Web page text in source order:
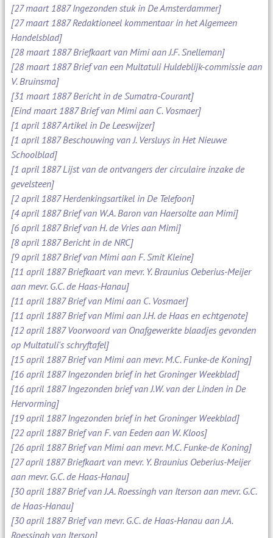
[27 maart 1887 Ingezonden stuk in De Amsterdammer]
[27 maart 1887 Redaktioneel kommentaar in het Algemeen
Handelsblad]
[28 maart 1887 Briefkaart van Mimi aan J.F. Snelleman]
[28 maart 1887 Brief van een Multatuli Huldeblijk-commissie aan
V. Bruinsma]
[31 maart 1887 Bericht in de Sumatra-Courant]
[Eind maart 1887 Brief van Mimi aan C. Vosmaer]
[1 april 1887 Artikel in De Leeswijzer]
[1 april 1887 Beschouwing van J. Versluys in Het Nieuwe
Schoolblad]
[1 april 1887 Lijst van de ontvangers der circulaire inzake de
gevelsteen]
[2 april 1887 Herdenkingsartikel in De Telefoon]
[4 april 1887 Brief van W.A. Baron van Haersolte aan Mimi]
[6 april 1887 Brief van H. de Vries aan Mimi]
[8 april 1887 Bericht in de NRC]
[9 april 1887 Brief van Mimi aan F. Smit Kleine]
[11 april 1887 Briefkaart van mevr. Y. Braunius Oeberius-Meijer
aan mevr. G.C. de Haas-Hanau]
[11 april 1887 Brief van Mimi aan C. Vosmaer]
[11 april 1887 Brief van Mimi aan J.H. de Haas en echtgenote]
[12 april 1887 Voorwoord van Onafgewerkte blaadjes gevonden
op Multatuli's schryftafel]
[15 april 1887 Brief van Mimi aan mevr. M.C. Funke-de Koning]
[16 april 1887 Ingezonden brief in het Groninger Weekblad]
[16 april 1887 Ingezonden brief van J.W. van der Linden in De
Hervorming]
[19 april 1887 Ingezonden brief in het Groninger Weekblad]
[22 april 1887 Brief van F. van Eeden aan W. Kloos]
[26 april 1887 Brief van Mimi aan mevr. M.C. Funke-de Koning]
[27 april 1887 Briefkaart van mevr. Y. Braunius Oeberius-Meijer
aan mevr. G.C. de Haas-Hanau]
[30 april 1887 Brief van J.A. Roessingh van Iterson aan mevr. G.C.
de Haas-Hanau]
[30 april 1887 Brief van mevr. G.C. de Haas-Hanau aan J.A.
Roessingh van Iterson]